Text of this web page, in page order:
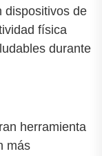
dispositivos de
física
durante
herramienta
más